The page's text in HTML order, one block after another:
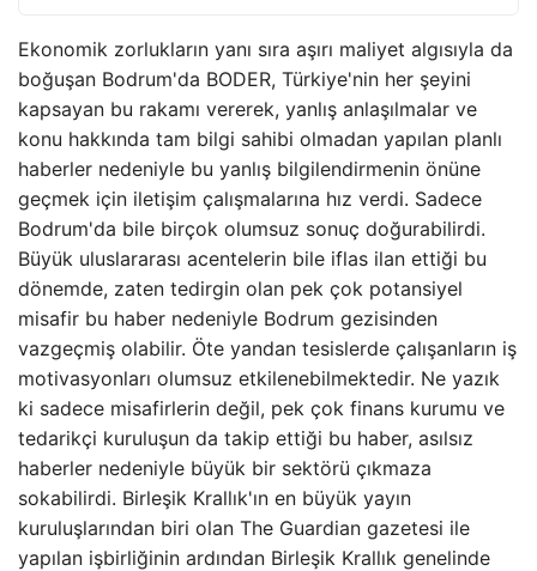
Ekonomik zorlukların yanı sıra aşırı maliyet algısıyla da
boğuşan Bodrum'da BODER, Türkiye'nin her şeyini
kapsayan bu rakamı vererek, yanlış anlaşılmalar ve
konu hakkında tam bilgi sahibi olmadan yapılan planlı
haberler nedeniyle bu yanlış bilgilendirmenin önüne
geçmek için iletişim çalışmalarına hız verdi. Sadece
Bodrum'da bile birçok olumsuz sonuç doğurabilirdi.
Büyük uluslararası acentelerin bile iflas ilan ettiği bu
dönemde, zaten tedirgin olan pek çok potansiyel
misafir bu haber nedeniyle Bodrum gezisinden
vazgeçmiş olabilir. Öte yandan tesislerde çalışanların iş
motivasyonları olumsuz etkilenebilmektedir. Ne yazık
ki sadece misafirlerin değil, pek çok finans kurumu ve
tedarikçi kuruluşun da takip ettiği bu haber, asılsız
haberler nedeniyle büyük bir sektörü çıkmaza
sokabilirdi. Birleşik Krallık'ın en büyük yayın
kuruluşlarından biri olan The Guardian gazetesi ile
yapılan işbirliğinin ardından Birleşik Krallık genelinde